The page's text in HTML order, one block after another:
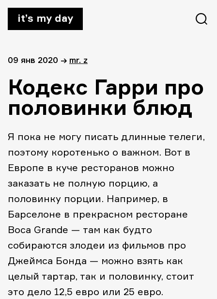
it’s my day
09 янв 2020 → mr. z
Кодекс Гарри про
половинки блюд
Я пока не могу писать длинные телеги,
поэтому коротенько о важном. Вот в
Европе в куче ресторанов можно
заказать не полную порцию, а
половинку порции. Например, в
Барселоне в прекрасном ресторане
Boca Grande — там как будто
собираются злодеи из фильмов про
Джеймса Бонда — можно взять как
целый тартар, так и половинку, стоит
это дело 12,5 евро или 25 евро.